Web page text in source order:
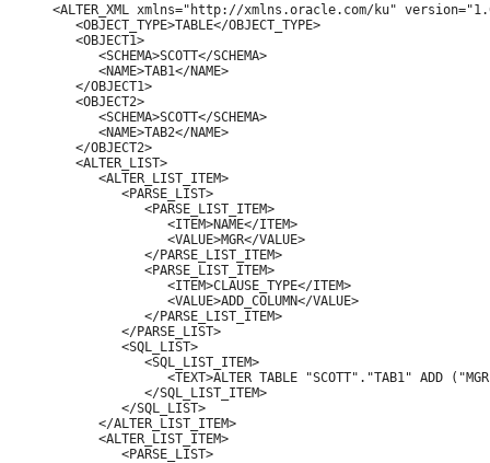
<ALTER_XML xmlns="http://xmlns.oracle.com/ku"
   <OBJECT_TYPE>TABLE</OBJECT_TYPE>
   <OBJECT1>
      <SCHEMA>SCOTT</SCHEMA>
      <NAME>TAB1</NAME>
   </OBJECT1>
   <OBJECT2>
      <SCHEMA>SCOTT</SCHEMA>
      <NAME>TAB2</NAME>
   </OBJECT2>
   <ALTER_LIST>
      <ALTER_LIST_ITEM>
         <PARSE_LIST>
            <PARSE_LIST_ITEM>
               <ITEM>NAME</ITEM>
               <VALUE>MGR</VALUE>
            </PARSE_LIST_ITEM>
            <PARSE_LIST_ITEM>
               <ITEM>CLAUSE_TYPE</ITEM>
               <VALUE>ADD_COLUMN</VALUE>
            </PARSE_LIST_ITEM>
         </PARSE_LIST>
         <SQL_LIST>
            <SQL_LIST_ITEM>
<TEXT>ALTER TABLE "SCOTT"."TAB1" ADD
            </SQL_LIST_ITEM>
         </SQL_LIST>
      </ALTER_LIST_ITEM>
      <ALTER_LIST_ITEM>
         <PARSE_LIST>